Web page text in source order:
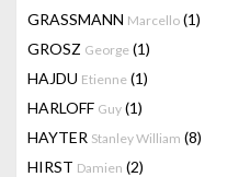
GRASSMANN Marcello (1)
GROSZ George (1)
HAJDU Etienne (1)
HARLOFF Guy (1)
HAYTER Stanley William (8)
HIRST Damien (2)